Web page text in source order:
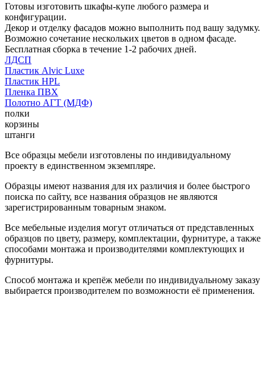
Готовы изготовить шкафы-купе любого размера и
конфигурации.
Декор и отделку фасадов можно выполнить под вашу задумку.
Возможно сочетание нескольких цветов в одном фасаде.
Бесплатная сборка в течение 1-2 рабочих дней.
ЛДСП
Пластик Alvic Luxe
Пластик HPL
Пленка ПВХ
Полотно АГТ (МДФ)
полки
корзины
штанги
Все образцы мебели изготовлены по индивидуальному
проекту в единственном экземпляре.
Образцы имеют названия для их различия и более быстрого
поиска по сайту, все названия образцов не являются
зарегистрированным товарным знаком.
Все мебельные изделия могут отличаться от представленных
образцов по цвету, размеру, комплектации, фурнитуре, а также
способами монтажа и производителями комплектующих и
фурнитуры.
Способ монтажа и крепёж мебели по индивидуальному заказу
выбирается производителем по возможности её применения.